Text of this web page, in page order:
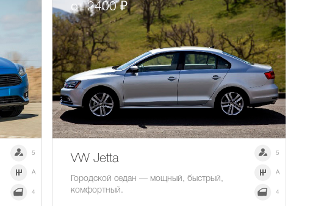
5
A
4
от 2400 ₽
VW Jetta
Городской седан — мощный, быстрый,
комфортный.
5
A
4